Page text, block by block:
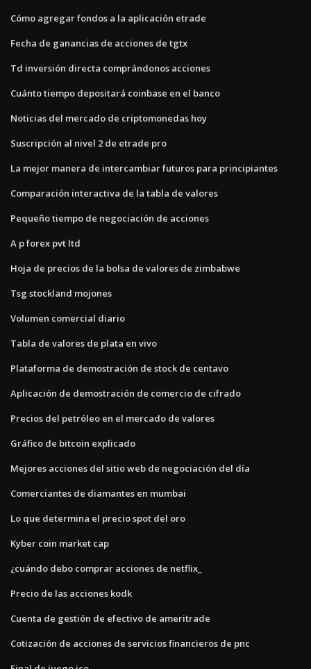
Cómo agregar fondos a la aplicación etrade
Fecha de ganancias de acciones de tgtx
Td inversión directa comprándonos acciones
Cuánto tiempo depositará coinbase en el banco
Noticias del mercado de criptomonedas hoy
Suscripción al nivel 2 de etrade pro
La mejor manera de intercambiar futuros para principiantes
Comparación interactiva de la tabla de valores
Pequeño tiempo de negociación de acciones
A p forex pvt ltd
Hoja de precios de la bolsa de valores de zimbabwe
Tsg stockland mojones
Volumen comercial diario
Tabla de valores de plata en vivo
Plataforma de demostración de stock de centavo
Aplicación de demostración de comercio de cifrado
Precios del petróleo en el mercado de valores
Gráfico de bitcoin explicado
Mejores acciones del sitio web de negociación del día
Comerciantes de diamantes en mumbai
Lo que determina el precio spot del oro
Kyber coin market cap
¿cuándo debo comprar acciones de netflix_
Precio de las acciones kodk
Cuenta de gestión de efectivo de ameritrade
Cotización de acciones de servicios financieros de pnc